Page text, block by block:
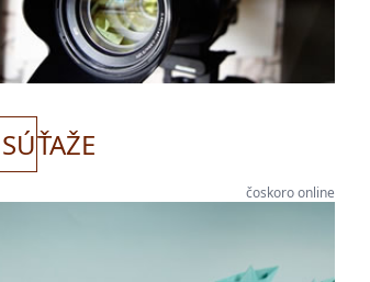
SÚŤAŽE
čoskoro online